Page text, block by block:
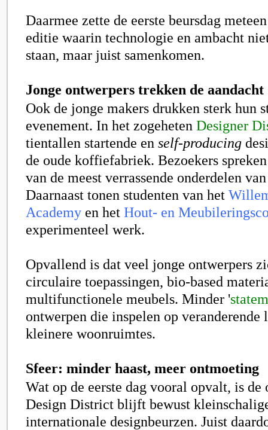
Daarmee zette de eerste beursdag
editie waarin technologie en ambacht
staan, maar juist samenkomen.
Jonge ontwerpers trekken de aandacht
Ook de jonge makers drukken sterk hun
evenement. In het zogeheten Designer
tientallen startende en self-producing
de oude koffiefabriek. Bezoekers
van de meest verrassende onderdelen
Daarnaast tonen studenten van het
Academy en het Hout- en
experimenteel werk.
Opvallend is dat veel jonge ontwerpers
circulaire toepassingen, bio-based
multifunctionele meubels. Minder '
ontwerpen die inspelen op veranderende
kleinere woonruimtes.
Sfeer: minder haast, meer ontmoeting
Wat op de eerste dag vooral opvalt, is de
Design District blijft bewust
internationale designbeurzen. Juist